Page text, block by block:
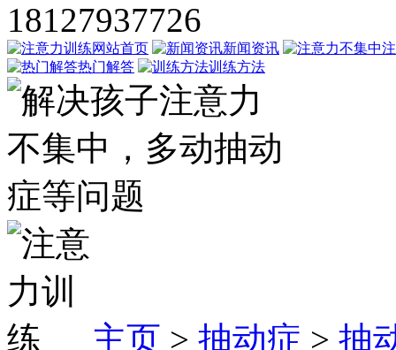
18127937726
网站首页 新闻资讯
热门解答
训练方法
主页 > 抽动症 > 抽